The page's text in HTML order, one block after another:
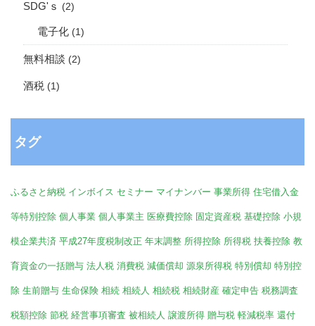
SDG'ｓ (2)
電子化 (1)
無料相談 (2)
酒税 (1)
タグ
ふるさと納税 インボイス セミナー マイナンバー 事業所得 住宅借入金
等特別控除 個人事業 個人事業主 医療費控除 固定資産税 基礎控除 小規
模企業共済 平成27年度税制改正 年末調整 所得控除 所得税 扶養控除 教
育資金の一括贈与 法人税 消費税 減価償却 源泉所得税 特別償却 特別控
除 生前贈与 生命保険 相続 相続人 相続税 相続財産 確定申告 税務調査
税額控除 節税 経営事項審査 被相続人 譲渡所得 贈与税 軽減税率 還付